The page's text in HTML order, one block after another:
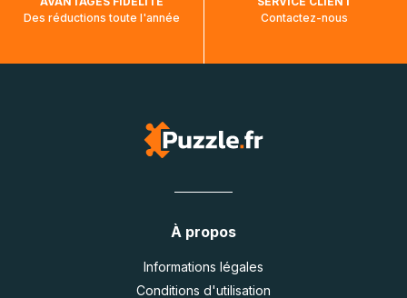
Des réductions toute l'année
Contactez-nous
À propos
Informations légales
Conditions d'utilisation